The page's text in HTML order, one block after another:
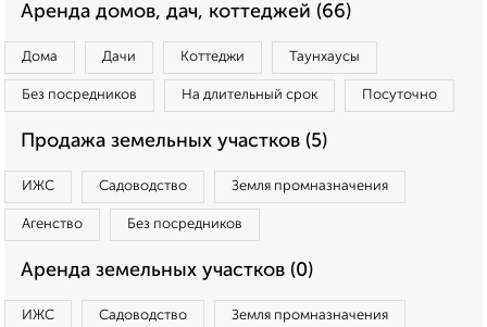
Аренда домов, дач, коттеджей (66)
Дома Дачи Коттеджи Таунхаусы
Без посредников На длительный срок Посуточно
Продажа земельных участков (5)
ИЖС Садоводство Земля промназначения
Агенство Без посредников
Аренда земельных участков (0)
ИЖС Садоводство Земля промназначения